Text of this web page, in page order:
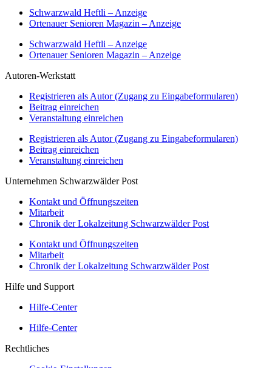
Schwarzwald Heftli – Anzeige
Ortenauer Senioren Magazin – Anzeige
Schwarzwald Heftli – Anzeige
Ortenauer Senioren Magazin – Anzeige
Autoren-Werkstatt
Registrieren als Autor (Zugang zu Eingabeformularen)
Beitrag einreichen
Veranstaltung einreichen
Registrieren als Autor (Zugang zu Eingabeformularen)
Beitrag einreichen
Veranstaltung einreichen
Unternehmen Schwarzwälder Post
Kontakt und Öffnungszeiten
Mitarbeit
Chronik der Lokalzeitung Schwarzwälder Post
Kontakt und Öffnungszeiten
Mitarbeit
Chronik der Lokalzeitung Schwarzwälder Post
Hilfe und Support
Hilfe-Center
Hilfe-Center
Rechtliches